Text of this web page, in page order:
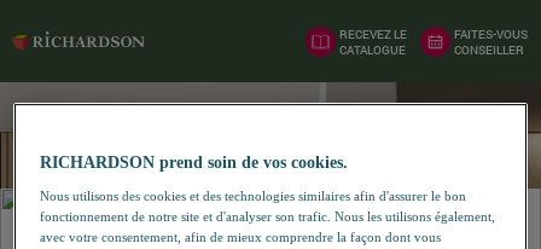
RECEVEZ LE
CATALOGUE
FAITES-VOUS
CONSEILLER
RICHARDSON prend soin de vos cookies.
Nous utilisons des cookies et des technologies similaires afin d'assurer le bon
fonctionnement de notre site et d'analyser son trafic. Nous les utilisons également,
avec votre consentement, afin de mieux comprendre la façon dont vous